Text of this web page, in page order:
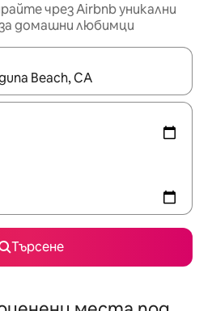
чрез Airbnb уникални
домашни любимци
покажат, използвайте
Търсене